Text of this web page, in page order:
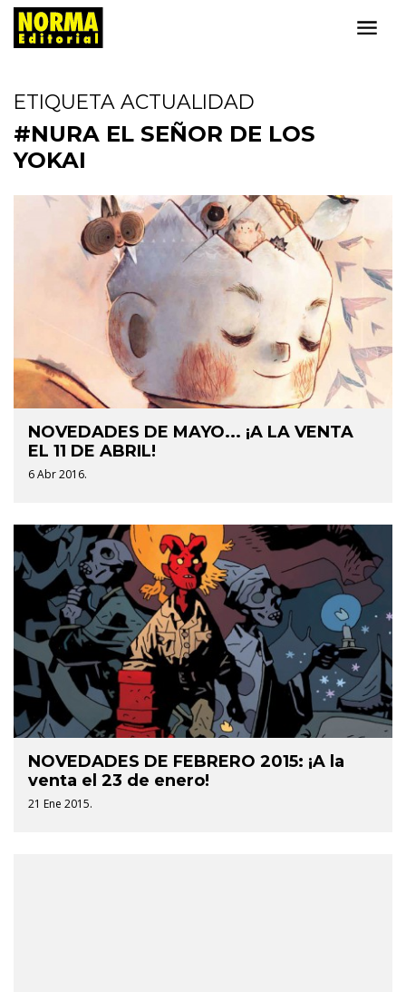
ETIQUETA ACTUALIDAD
#NURA EL SEÑOR DE LOS
YOKAI
NOVEDADES DE MAYO... ¡A LA VENTA
EL 11 DE ABRIL!
6 Abr 2016.
NOVEDADES DE FEBRERO 2015: ¡A la
venta el 23 de enero!
21 Ene 2015.